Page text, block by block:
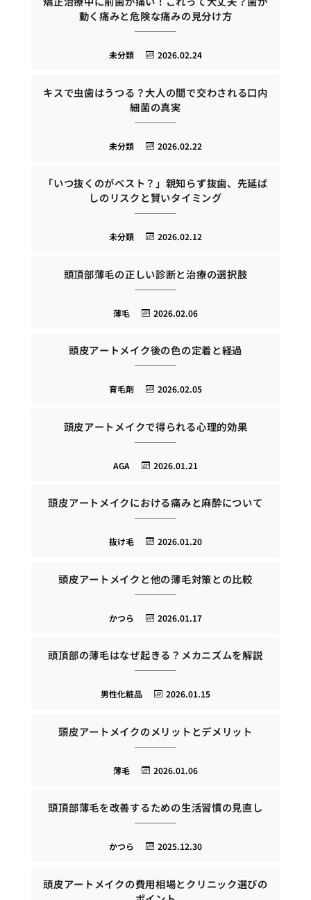
動く痛みと危険な痛みの見分け方
2026.02.24
未分類
キスで虫歯はうつる？大人の間で交わされる口内
細菌の真実
2026.02.22
未分類
「いつ抜くのがベスト？」親知らず抜歯、先延ば
しのリスクと賢いタイミング
2026.02.12
未分類
頭頂部薄毛の正しい診断と治療の選択肢
2026.02.06
薄毛
頭皮アートメイク後の色の定着と経過
2026.02.05
育毛剤
頭皮アートメイクで得られる心理的効果
2026.01.21
AGA
頭皮アートメイクにおける痛みと麻酔について
2026.01.20
抜け毛
頭皮アートメイクと他の薄毛対策との比較
2026.01.17
かつら
頭頂部の薄毛はなぜ起きる？メカニズムを解説
2026.01.15
男性化粧品
頭皮アートメイクのメリットとデメリット
2026.01.06
薄毛
頭頂部薄毛を改善するための生活習慣の見直し
2025.12.30
かつら
頭皮アートメイクの費用相場とクリニック選びの